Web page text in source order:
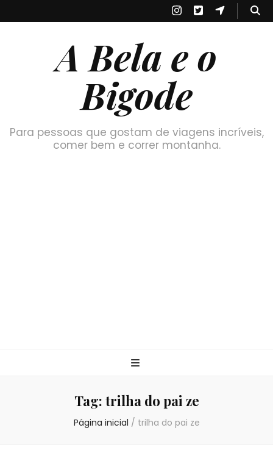
A Bela e o
Bigode
Para pessoas que gostam de viagens incríveis,
comer bem e correr montanha.
Tag: trilha do pai ze
Página inicial / trilha do pai ze